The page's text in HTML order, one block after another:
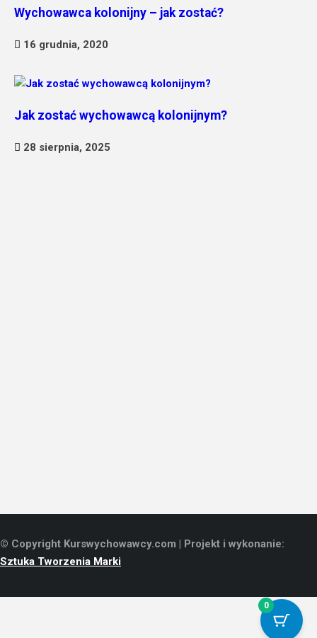
Wychowawca kolonijny – jak zostać?
16 grudnia, 2020
Jak zostać wychowawcą kolonijnym?
28 sierpnia, 2025
© Copyright Kurswychowawcy.com | Projekt i wykonanie:
Sztuka Tworzenia Marki
0